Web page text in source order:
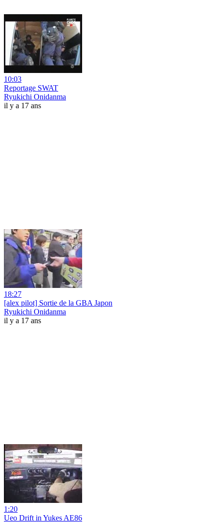
10:03
Reportage SWAT
Ryukichi Onidanma
il y a 17 ans
18:27
[alex pilot] Sortie de la GBA Japon
Ryukichi Onidanma
il y a 17 ans
1:20
Ueo Drift in Yukes AE86